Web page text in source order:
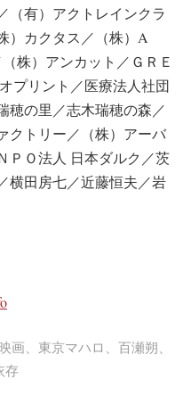
（有）アクトレインクラ
）カクタス／（株）A
株）アンカット／ＧＲＥ
プリント／医療法人社団
穂の里／志木瑞穂の森／
クトリー／（株）アーバ
ＰＯ法人 日本ダルク／茨
横田房七／近藤恒夫／岩
映画 東京マハロ 百瀬朔
存